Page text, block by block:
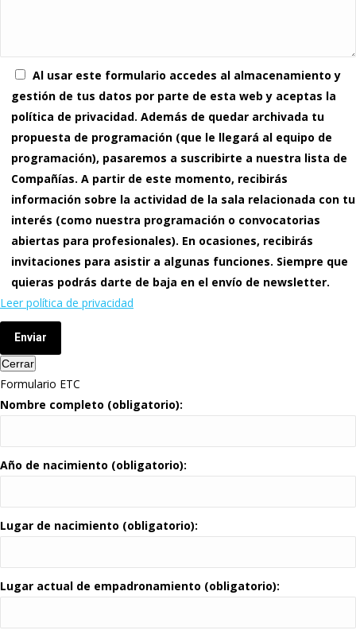
Al usar este formulario accedes al almacenamiento y
gestión de tus datos por parte de esta web y aceptas la
política de privacidad. Además de quedar archivada tu
propuesta de programación (que le llegará al equipo de
programación), pasaremos a suscribirte a nuestra lista de
Compañías. A partir de este momento, recibirás
información sobre la actividad de la sala relacionada con tu
interés (como nuestra programación o convocatorias
abiertas para profesionales). En ocasiones, recibirás
invitaciones para asistir a algunas funciones. Siempre que
quieras podrás darte de baja en el envío de newsletter.
Leer política de privacidad
Enviar
Cerrar
Formulario ETC
Nombre completo (obligatorio):
Año de nacimiento (obligatorio):
Lugar de nacimiento (obligatorio):
Lugar actual de empadronamiento (obligatorio):